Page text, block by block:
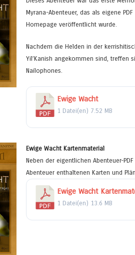
Myrana-Abenteuer, das als eigene
Homepage veröffentlicht wurde.
Nachdem die Helden in der
Yil’Kanish angekommen sind, treffen
Nailophones.
Ewige Wacht
1 Datei(en) 7.52 MB
Ewige Wacht Kartenmaterial
Neben der eigentlichen Abenteuer-
Abenteuer enthaltenen Karten und
Ewige Wacht
1 Datei(en) 13.6 MB